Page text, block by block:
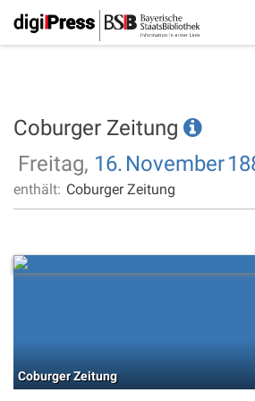
Coburger Zeitung
Freitag, 16. November
enthält: Coburger Zeitung
Coburger Zeitung